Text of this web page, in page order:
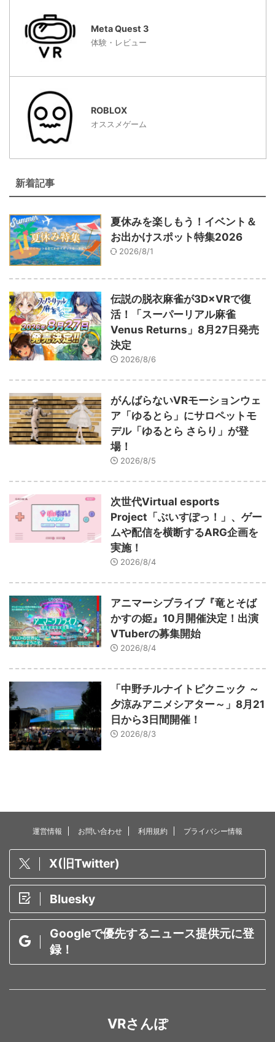
Meta Quest 3
体験・レビュー
ROBLOX
オススメゲーム
新着記事
夏休みを楽しもう！イベント＆
お出かけスポット特集2026
2026/8/1
伝説の脱衣麻雀が3D×VRで復
活！「スーパーリアル麻雀
Venus Returns」8月27日発売
決定
2026/8/6
がんばらないVRモーションウェ
ア「ゆるとら」にサロペットモ
デル「ゆるとら さらり」が登
場！
2026/8/5
次世代Virtual esports
Project「ぶいすぽっ！」、ゲー
ムや配信を横断するARG企画を
実施！
2026/8/4
アニマーシブライブ『竜とそば
かすの姫』10月開催決定！出演
VTuberの募集開始
2026/8/4
「中野チルナイトピクニック ～
夕涼みアニメシアター～」8月21
日から3日間開催！
2026/8/3
運営情報 お問い合わせ 利用規約 プライバシー情報
X(旧Twitter)
Bluesky
Googleで優先するニュース提供元に登
録！
VRさんぽ